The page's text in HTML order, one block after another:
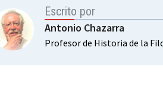
Escrito por
Antonio Chazarra
Profesor de Historia de la